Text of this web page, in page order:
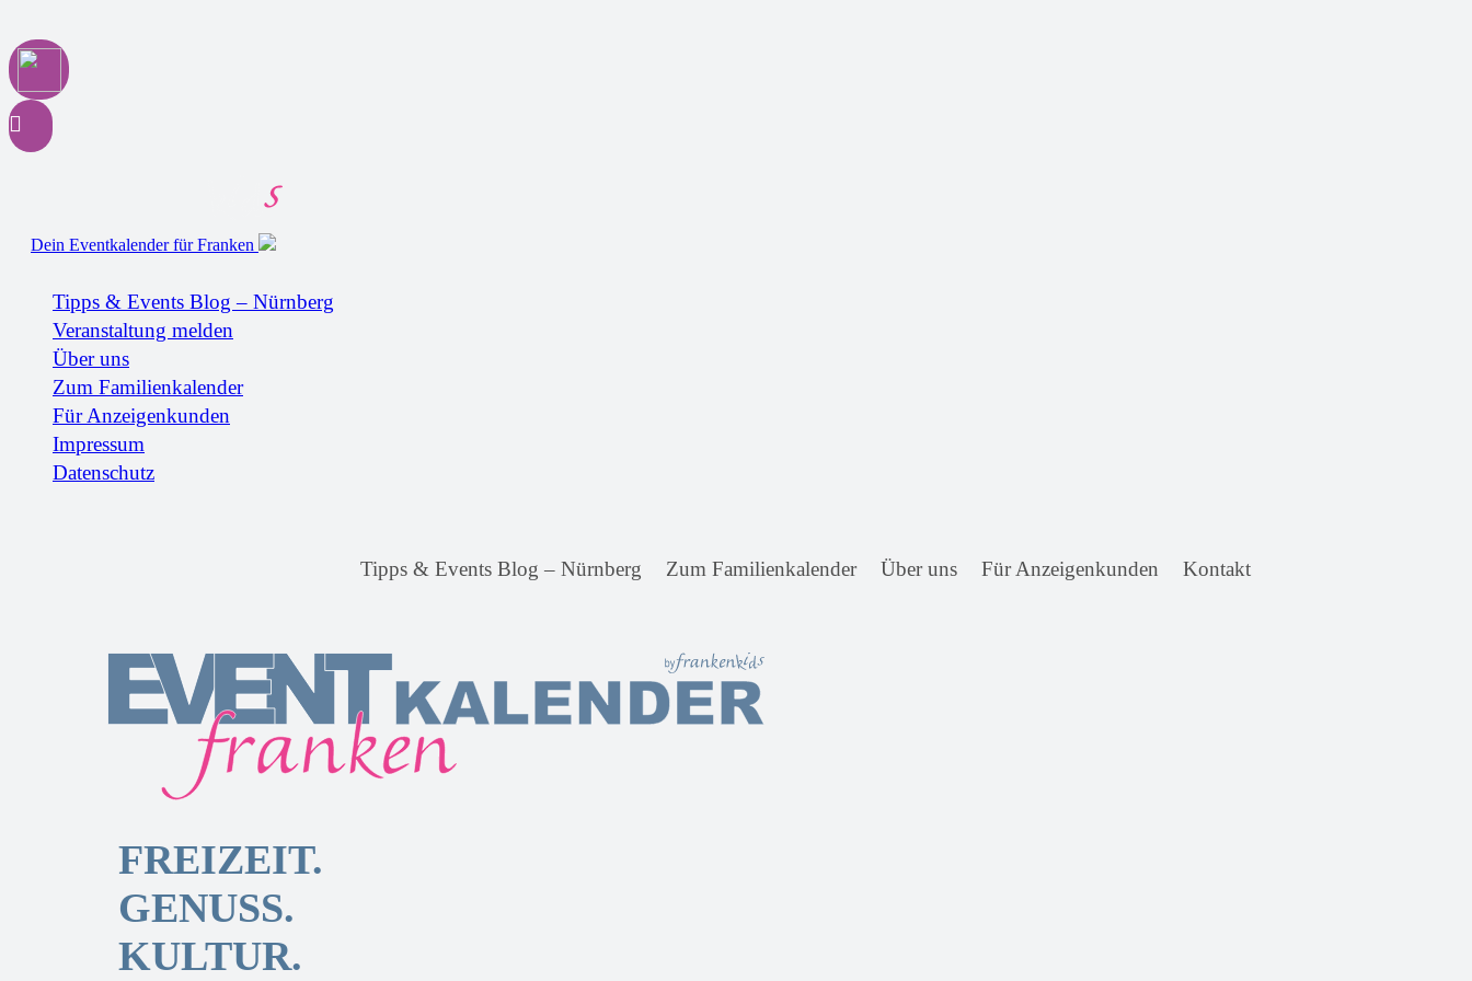
Dein Eventkalender für Franken
Tipps & Events Blog – Nürnberg
Veranstaltung melden
Über uns
Zum Familienkalender
Für Anzeigenkunden
Impressum
Datenschutz
Tipps & Events Blog – Nürnberg Zum Familienkalender Über uns Für Anzeigenkunden Kontakt
FREIZEIT.
GENUSS.
KULTUR.